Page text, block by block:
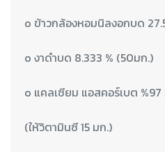
o ข้าวกล้องหอมนิลงอกบด
o งาดำบด 8.333 % (50มก.)
o แคลเซียม แอสคอร์เบต %97
(ให้วิตามินซี 15 มก.)